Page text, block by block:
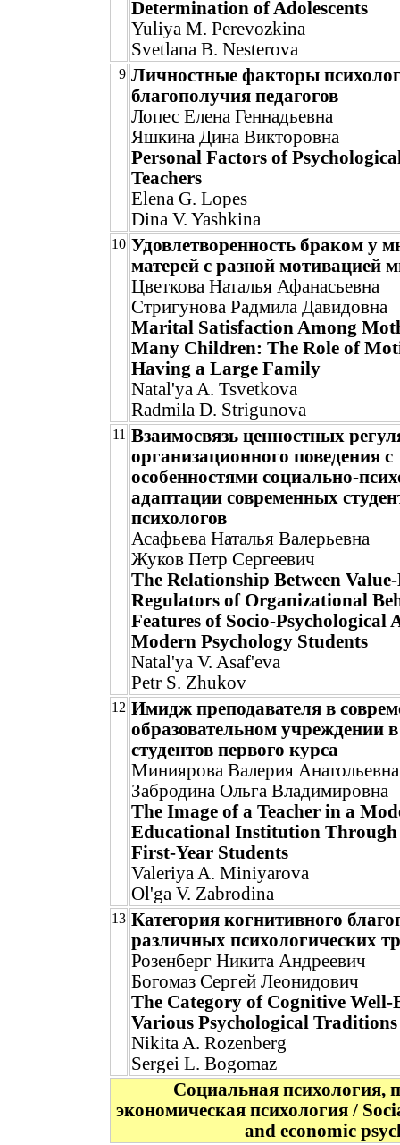
Determination of Adolescents
Yuliya M. Perevozkina
Svetlana B. Nesterova
9 Личностные факторы
благополучия педагогов
Лопес Елена Геннадьевна
Яшкина Дина Викторовна
Personal Factors of
Teachers
Elena G. Lopes
Dina V. Yashkina
10 Удовлетворенность браком у
матерей с разной мотивацией
Цветкова Наталья Афанасьевна
Стригунова Радмила Давидовна
Marital Satisfaction Among
Many Children: The Role of
Having a Large Family
Natal'ya A. Tsvetkova
Radmila D. Strigunova
11 Взаимосвязь ценностных
организационного поведения с
особенностями социально-
адаптации современных
психологов
Асафьева Наталья Валерьевна
Жуков Петр Сергеевич
The Relationship Between Value-
Regulators of Organizational
Features of Socio-Psychological
Modern Psychology Students
Natal'ya V. Asaf'eva
Petr S. Zhukov
12 Имидж преподавателя в
образовательном учреждении
студентов первого курса
Миниярова Валерия Анатольевна
Забродина Ольга Владимировна
The Image of a Teacher in a
Educational Institution Through
First-Year Students
Valeriya A. Miniyarova
Ol'ga V. Zabrodina
13 Категория когнитивного
различных психологических
Розенберг Никита Андреевич
Богомаз Сергей Леонидович
The Category of Cognitive Well-
Various Psychological Traditions
Nikita A. Rozenberg
Sergei L. Bogomaz
Социальная психология,
экономическая психология /
and economic